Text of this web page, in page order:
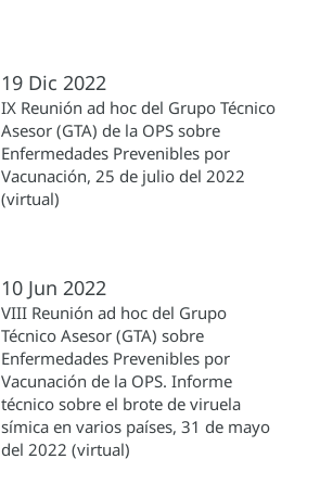
19 Dic 2022
IX Reunión ad hoc del Grupo Técnico
Asesor (GTA) de la OPS sobre
Enfermedades Prevenibles por
Vacunación, 25 de julio del 2022
(virtual)
10 Jun 2022
VIII Reunión ad hoc del Grupo
Técnico Asesor (GTA) sobre
Enfermedades Prevenibles por
Vacunación de la OPS. Informe
técnico sobre el brote de viruela
símica en varios países, 31 de mayo
del 2022 (virtual)